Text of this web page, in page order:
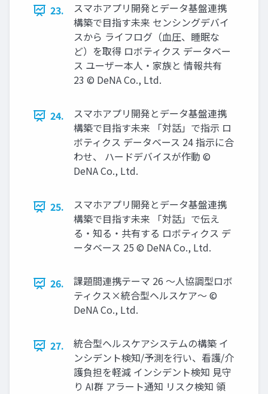
23.
スマホアプリ開発とデータ基盤連携
構築で⽬指す未来 センシングデバイ
スから ライフログ（⾎圧、睡眠な
ど）を取得 ロボティクス データベー
ス ユーザー本⼈‧家族と 情報共有
23 © DeNA Co., Ltd.
24.
スマホアプリ開発とデータ基盤連携
構築で⽬指す未来 「対話」で指⽰ ロ
ボティクス データベース 24 指⽰に合
わせ、 ハードデバイスが作動 ©
DeNA Co., Ltd.
25.
スマホアプリ開発とデータ基盤連携
構築で⽬指す未来 「対話」で伝え
る‧知る‧共有する ロボティクス デ
ータベース 25 © DeNA Co., Ltd.
26.
課題間連携テーマ 26 〜⼈協調型ロボ
ティクス×統合型ヘルスケア〜 ©
DeNA Co., Ltd.
27.
統合型ヘルスケアシステムの構築 イ
ンシデント検知/予測を⾏い、看護/介
護負担を軽減 インシデント検知 見守
り AI群 アラート通知 リスク検知 領